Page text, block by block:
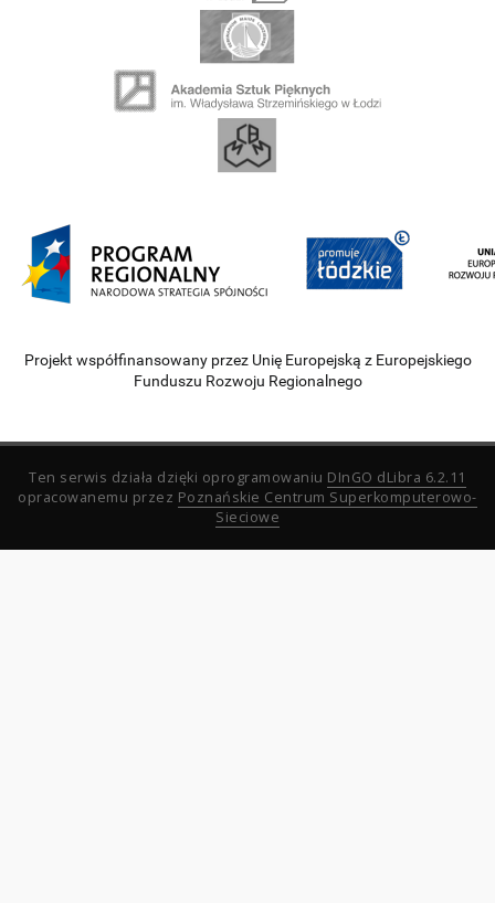
Projekt współfinansowany przez Unię Europejską z Europejskiego
Funduszu Rozwoju Regionalnego
Ten serwis działa dzięki oprogramowaniu DInGO dLibra 6.2.11
opracowanemu przez Poznańskie Centrum Superkomputerowo-
Sieciowe